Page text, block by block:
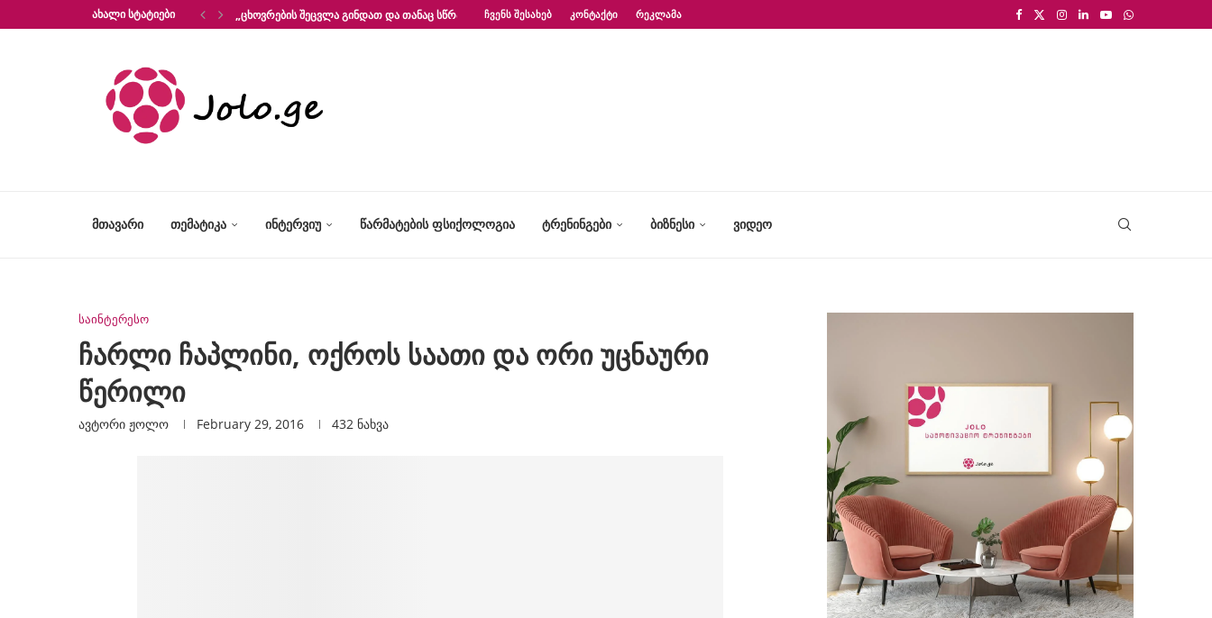
ᲐᲮᲐᲚᲘ ᲡᲢᲐᲢᲘᲔᲑᲘ „ᲪᲮᲝᲕᲠᲔᲑᲘᲡ ᲨᲔᲪᲕᲚᲐ ᲒᲘᲜᲓᲐᲗ ᲓᲐ ᲗᲐᲜᲐᲪ ᲡᲬᲠᲐᲤᲐᲓ?“ – ᲤᲡᲘᲥᲝᲚᲝᲒᲘᲡ...
ᲩᲕᲔᲜᲡ ᲨᲔᲡᲐᲮᲔᲑ ᲙᲝᲜᲢᲐᲥᲢᲘ ᲠᲔᲙᲚᲐᲛᲐ
ᲛᲗᲐᲕᲐᲠᲘ ᲗᲔᲛᲐᲢᲘᲙᲐ ᲘᲜᲢᲔᲠᲕᲘᲣ ᲬᲐᲠᲛᲐᲢᲔᲑᲘᲡ ᲤᲡᲘᲥᲝᲚᲝᲒᲘᲐ ᲢᲠᲔᲜᲘᲜᲒᲔᲑᲘ ᲑᲘᲖᲜᲔᲡᲘ ᲕᲘᲓᲔᲝ
საინტერესო
ჩარლი ჩაპლინი, ოქროს საათი და ორი უცნაური
წერილი
ავტორი Ჟოლო February 29, 2016 432 ნახვა